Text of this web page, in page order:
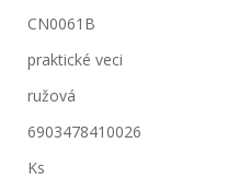
CN0061B
praktické veci
ružová
6903478410026
Ks